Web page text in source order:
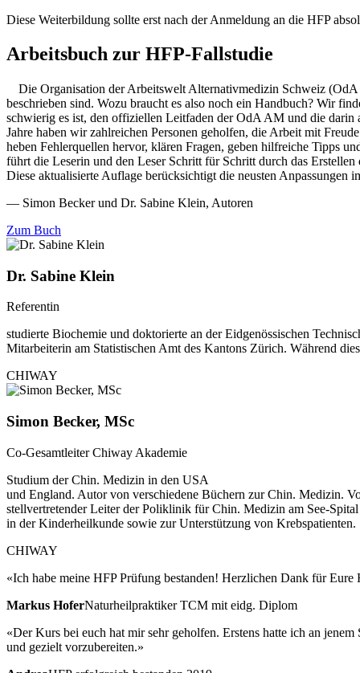
​Diese Weiterbildung sollte erst nach der Anmeldung an die HFP
Arbeitsbuch zur HFP-Fallstudie
Die Organisation der Arbeitswelt Alternativmedizin Schweiz
beschrieben sind. Wozu braucht es also noch ein Handbuch? Wir
schwierig es ist, den offiziellen Leitfaden der OdA AM und die darin
Jahre haben wir zahlreichen Personen geholfen, die Arbeit mit
heben Fehlerquellen hervor, klären Fragen, geben hilfreiche Tipps
führt die Leserin und den Leser Schritt für Schritt durch das
Diese aktualisierte Auflage berücksichtigt die neusten
— Simon Becker und Dr. Sabine Klein, Autoren
Zum Buch
Dr. Sabine Klein
Referentin
studierte Biochemie und doktorierte an der Eidgenössischen
Mitarbeiterin am Statistischen Amt des Kantons Zürich. Während
CHIWAY
Simon Becker, MSc
Co-Gesamtleiter Chiway Akademie
Studium der Chin. Medizin in den USA
und England. Autor von verschiedene Büchern zur Chin. Medizin.
stellvertretender Leiter der Poliklinik für Chin. Medizin am See-
in der Kinderheilkunde sowie zur Unterstützung von Krebspatienten.
CHIWAY
«Ich habe meine HFP Prüfung bestanden! Herzlichen Dank für
Markus HoferNaturheilpraktiker TCM mit eidg. Diplom
«Der Kurs bei euch hat mir sehr geholfen. Erstens hatte ich an
und gezielt vorzubereiten.»